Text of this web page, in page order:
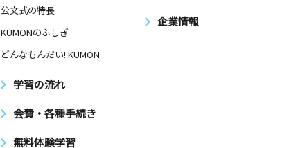
公文式の特長
KUMONのふしぎ
どんなもんだい! KUMON
学習の流れ
会費・各種手続き
無料体験学習
企業情報